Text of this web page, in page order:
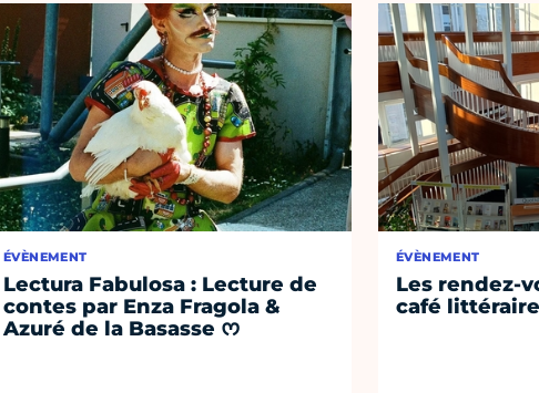
ÉVÈNEMENT
Lectura Fabulosa : Lecture de
contes par Enza Fragola &
Azuré de la Basasse ᰔ
ÉVÈNEMENT
Les rendez-
café